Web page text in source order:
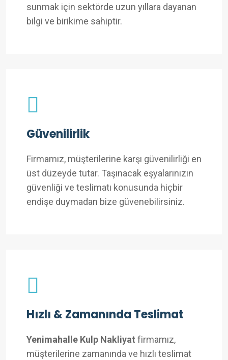
sunmak için sektörde uzun yıllara dayanan
bilgi ve birikime sahiptir.
Güvenilirlik
Firmamız, müşterilerine karşı güvenilirliği en
üst düzeyde tutar. Taşınacak eşyalarınızın
güvenliği ve teslimatı konusunda hiçbir
endişe duymadan bize güvenebilirsiniz.
Hızlı & Zamanında Teslimat
Yenimahalle Kulp Nakliyat firmamız,
müşterilerine zamanında ve hızlı teslimat